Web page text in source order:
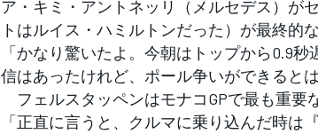
ア・キミ・アントネッリ（メルセデス）が
トはルイス・ハミルトンだった）が最終的
「かなり驚いたよ。今朝はトップから0.9
信はあったけれど、ポール争いができると
フェルスタッペンはモナコGPで最も重要
「正直に言うと、クルマに乗り込んだ時は